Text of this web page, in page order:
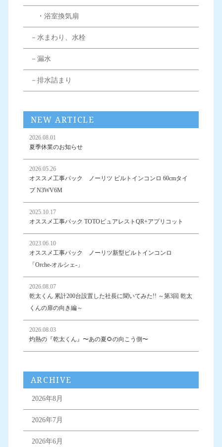
・浴室換気扇
－水まわり、水栓
－漏水
－排水詰まり
NEW ARTICLE
2026.08.01
夏季休業のお知らせ
2026.05.26
オススメ工事パック ノーリツ ビルトインコンロ 60cmタイ
プ N3WV6M
2025.10.17
オススメ工事パック TOTOピュアレストQR+アプリコット
2023.06.10
オススメ工事パック ノーリツ新型ビルトインコンロ
「Orche-オルシェ-」
2026.08.07
乾太くん 累計200台設置した社長に聞いてみた!! ～第3回 乾太
くんの扉の向き編～
2026.08.03
灼熱の『乾太くん』〜あの夏🌻の向こう側〜
ARCHIVE
2026年8月
2026年7月
2026年6月